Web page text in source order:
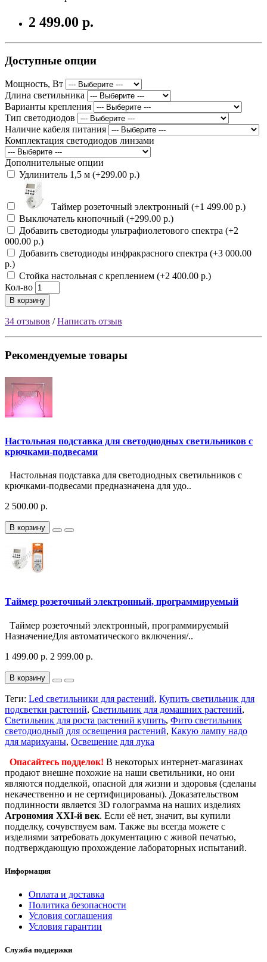
2 499.00 р.
Доступные опции
Мощность, Вт
Длина светильника
Варианты крепления
Тип светодиодов
Наличие кабеля питания
Комплектация светодиодов линзами
Дополнительные опции
Удлинитель 1,5 м (+299.00 р.)
Таймер розеточный электронный (+1 499.00 р.)
Выключатель кнопочный (+299.00 р.)
Добавить светодиоды ультрафиолетового спектра (+2
000.00 р.)
Добавить светодиоды инфракрасного спектра (+3 000.00
р.)
Стойка настольная с креплением (+2 400.00 р.)
Кол-во
В корзину
34 отзывов /Написать отзыв
Рекомендуемые товары
Настольная подставка для светодиодных светильников с
крючками-подвесами
Настольная подставка для светодиодных светильников с
крючками-подвесами предназначена для удо..
2 500.00 р.
В корзину
Таймер розеточный электронный, программируемый
Таймер розеточный электронный, программируемый
НазначениеДля автоматического включения/..
1 499.00 р. 2 999.00 р.
В корзину
Теги: Led светильники для растений, Купить светильник для
подсветки растений, Светильник для домашних растений,
Светильник для роста растений купить, Фито светильник
светодиодный для освещения растений, Какую лампу надо
для марихуаны, Освещение для лука
Опасайтесь подделок! В некоторых интернет-магазинах
продают внешне похожие на наши светильники, но они
являются подделкой, опасной для жизни и здоровья (сделаны
некачественно и не сертифицированы). Доказательством
подлинности является 3D голограмма на наших изделиях
Агрономия XXI-й век. Если её нет, значит, вы купили
подделку, сочувствуем вам. Также вы всегда можете с
изделиями затребовать документацию с живой печатью,
подтверждающую прохождение лабораторных испытаний.
Информация
Оплата и доставка
Политика безопасности
Условия соглашения
Условия гарантии
Служба поддержки